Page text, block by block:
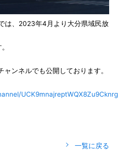
は、2023年4月より大分県域民放
ンネルでも公開しております。
UCK9mnajreptWQX8Zu9Cknrg
一覧に戻る